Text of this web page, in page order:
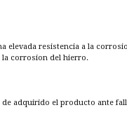
elevada resistencia a la
la corrosion del hierro.
adquirido el producto ante